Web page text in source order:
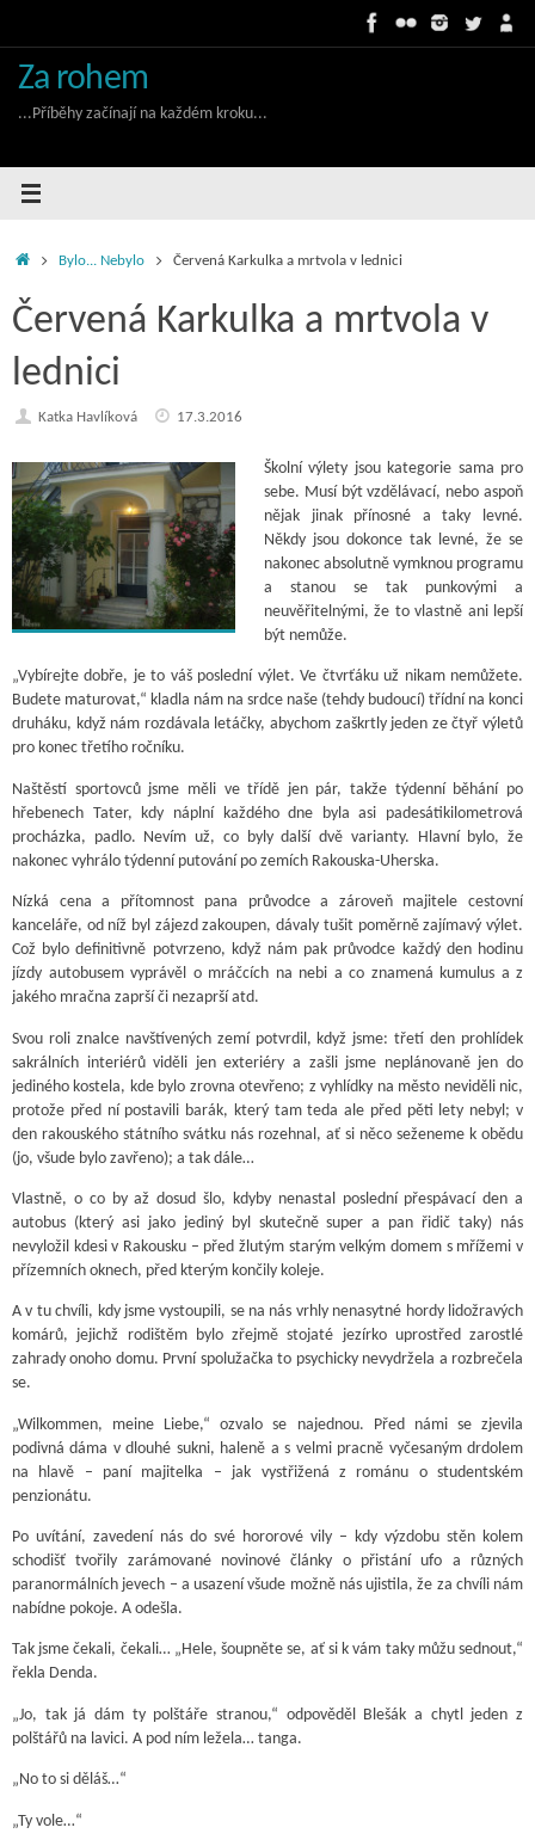
Za rohem
...Příběhy začínají na každém kroku...
HomeBylo... Nebylo Červená Karkulka a mrtvola v lednici
Červená Karkulka a mrtvola v
lednici
Katka Havlíková 17.3.2016
Školní výlety jsou kategorie sama pro
sebe. Musí být vzdělávací, nebo aspoň
nějak jinak přínosné a taky levné.
Někdy jsou dokonce tak levné, že se
nakonec absolutně vymknou programu
a stanou se tak punkovými a
neuvěřitelnými, že to vlastně ani lepší
být nemůže.
„Vybírejte dobře, je to váš poslední výlet. Ve čtvrťáku už nikam nemůžete.
Budete maturovat,“ kladla nám na srdce naše (tehdy budoucí) třídní na konci
druháku, když nám rozdávala letáčky, abychom zaškrtly jeden ze čtyř výletů
pro konec třetího ročníku.
Naštěstí sportovců jsme měli ve třídě jen pár, takže týdenní běhání po
hřebenech Tater, kdy náplní každého dne byla asi padesátikilometrová
procházka, padlo. Nevím už, co byly další dvě varianty. Hlavní bylo, že
nakonec vyhrálo týdenní putování po zemích Rakouska-Uherska.
Nízká cena a přítomnost pana průvodce a zároveň majitele cestovní
kanceláře, od níž byl zájezd zakoupen, dávaly tušit poměrně zajímavý výlet.
Což bylo definitivně potvrzeno, když nám pak průvodce každý den hodinu
jízdy autobusem vyprávěl o mráčcích na nebi a co znamená kumulus a z
jakého mračna zaprší či nezaprší atd.
Svou roli znalce navštívených zemí potvrdil, když jsme: třetí den prohlídek
sakrálních interiérů viděli jen exteriéry a zašli jsme neplánovaně jen do
jediného kostela, kde bylo zrovna otevřeno; z vyhlídky na město neviděli nic,
protože před ní postavili barák, který tam teda ale před pěti lety nebyl; v
den rakouského státního svátku nás rozehnal, ať si něco seženeme k obědu
(jo, všude bylo zavřeno); a tak dále…
Vlastně, o co by až dosud šlo, kdyby nenastal poslední přespávací den a
autobus (který asi jako jediný byl skutečně super a pan řidič taky) nás
nevyložil kdesi v Rakousku – před žlutým starým velkým domem s mřížemi v
přízemních oknech, před kterým končily koleje.
A v tu chvíli, kdy jsme vystoupili, se na nás vrhly nenasytné hordy lidožravých
komárů, jejichž rodištěm bylo zřejmě stojaté jezírko uprostřed zarostlé
zahrady onoho domu. První spolužačka to psychicky nevydržela a rozbrečela
se.
„Wilkommen, meine Liebe,“ ozvalo se najednou. Před námi se zjevila
podivná dáma v dlouhé sukni, haleně a s velmi pracně vyčesaným drdolem
na hlavě – paní majitelka – jak vystřižená z románu o studentském
penzionátu.
Po uvítání, zavedení nás do své hororové vily – kdy výzdobu stěn kolem
schodišť tvořily zarámované novinové články o přistání ufo a různých
paranormálních jevech – a usazení všude možně nás ujistila, že za chvíli nám
nabídne pokoje. A odešla.
Tak jsme čekali, čekali… „Hele, šoupněte se, ať si k vám taky můžu sednout,“
řekla Denda.
„Jo, tak já dám ty polštáře stranou,“ odpověděl Blešák a chytl jeden z
polštářů na lavici. A pod ním ležela… tanga.
„No to si děláš…“
„Ty vole…“